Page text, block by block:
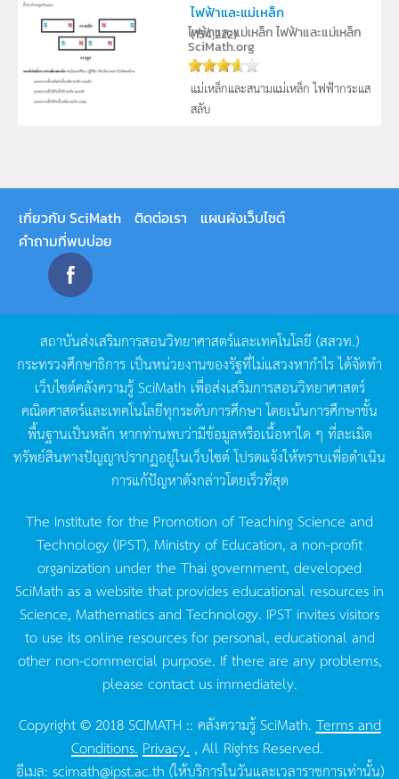
ไฟฟ้าและแม่เหล็ก
(154,222)
ไฟฟ้าและแม่เหล็กไฟฟ้าและแม่เหล็ก
SciMath.org
แม่เหล็กและสนามแม่เหล็ก ไฟฟ้ากระแส
สลับ
เกี่ยวกับ SciMath ติดต่อเรา
แผนผังเว็บไซต์
คำถามที่พบบ่อย
สถาบันส่งเสริมการสอนวิทยาศาสตร์และเทคโนโลยี (สสวท.)
กระทรวงศึกษาธิการ เป็นหน่วยงานของรัฐที่ไม่แสวงหากำไรได้จัดทำ
เว็บไซต์คลังความรู้SciMath เพื่อส่งเสริมการสอนวิทยาศาสตร์
คณิตศาสตร์และเทคโนโลยีทุกระดับการศึกษา โดยเน้นการศึกษาขั้น
พื้นฐานเป็นหลัก หากท่านพบว่ามีข้อมูลหรือเนื้อหาใด ๆ ที่ละเมิด
ทรัพย์สินทางปัญญาปรากฏอยู่ในเว็บไซต์โปรดแจ้งให้ทราบเพื่อดำเนิน
การแก้ปัญหาดังกล่าวโดยเร็วที่สุด
The Institute for the Promotion of Teaching Science and
Technology (IPST), Ministry of Education, a non-profit
organization under the Thai government, developed
SciMath as a website that provides educational resources in
Science, Mathematics and Technology. IPST invites visitors
to use its online resources for personal, educational and
other non-commercial purpose. If there are any problems,
please contact us immediately.
Copyright © 2018 SCIMATH :: คลังความรู้ SciMath.Terms and
Conditions. Privacy. , All Rights Reserved.
อีเมล: scimath@ipst.ac.th (ให้บริการในวันและเวลาราชการเท่านั้น)